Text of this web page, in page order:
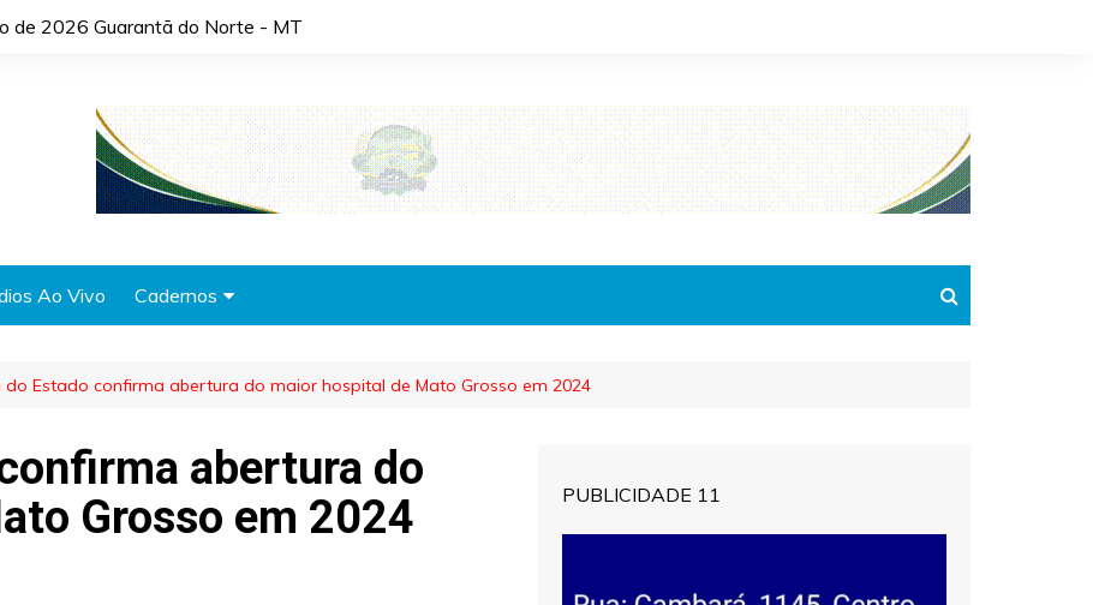
de 2026 Guarantã do Norte - MT
Ao Vivo Cadernos
Automóveis
Cidades
Cultura
do Estado confirma abertura do maior hospital de Mato Grosso em 2024
abertura do
Grosso em 2024
PUBLICIDADE 11